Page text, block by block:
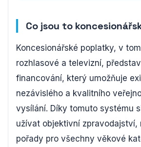
Co jsou to
Koncesionářské poplatky, v
rozhlasové a televizní,
financování, který umožňuje
nezávislého a kvalitního
vysílání. Díky tomuto systému
užívat objektivní zpravodajství,
pořady pro všechny věkové